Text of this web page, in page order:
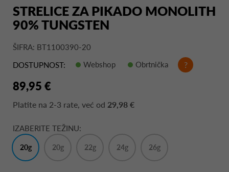
STRELICE ZA PIKADO MONOLITH
90% TUNGSTEN
ŠIFRA: BT1100390-20
DOSTUPNOST:
Webshop Obrtnička ?
89,95 €
Platite na 2-3 rate, već od 29,98 €
IZABERITE TEŽINU:
20g 20g 22g 24g 26g